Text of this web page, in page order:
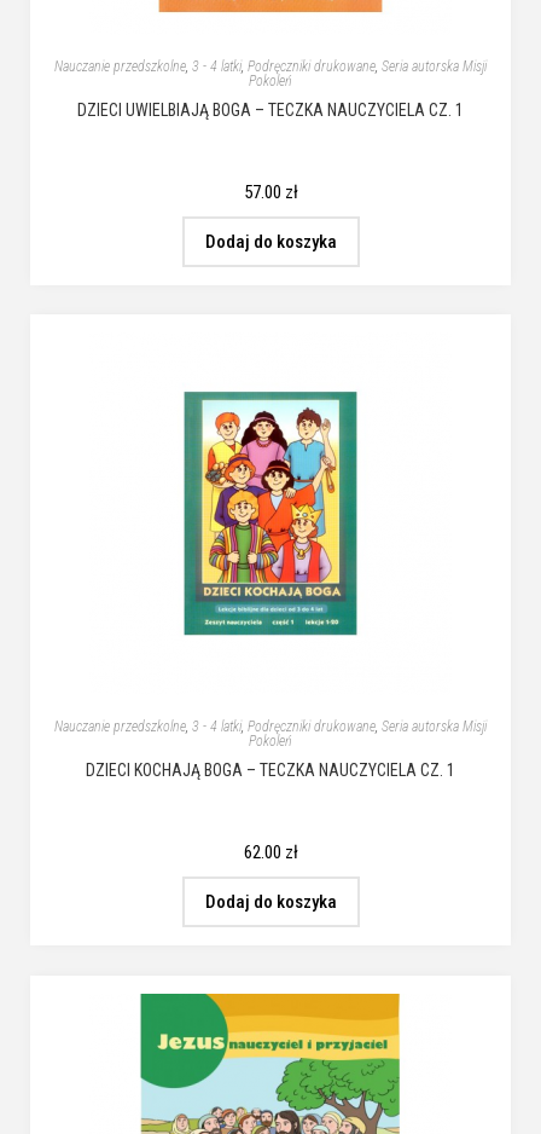
Nauczanie przedszkolne, 3 - 4 latki, Podręczniki drukowane, Seria autorska Misji
Pokoleń
DZIECI UWIELBIAJĄ BOGA – TECZKA NAUCZYCIELA CZ. 1
57.00 zł
Dodaj do koszyka
Nauczanie przedszkolne, 3 - 4 latki, Podręczniki drukowane, Seria autorska Misji
Pokoleń
DZIECI KOCHAJĄ BOGA – TECZKA NAUCZYCIELA CZ. 1
62.00 zł
Dodaj do koszyka